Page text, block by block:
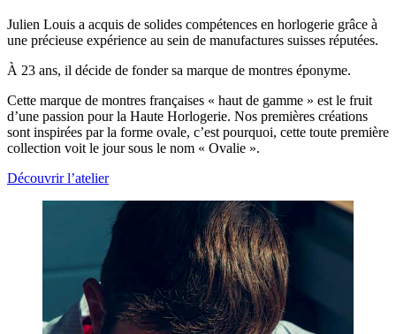
Julien Louis a acquis de solides compétences en horlogerie grâce à
une précieuse expérience au sein de manufactures suisses réputées.
À 23 ans, il décide de fonder sa marque de montres éponyme.
Cette marque de montres françaises « haut de gamme » est le fruit
d’une passion pour la Haute Horlogerie. Nos premières créations
sont inspirées par la forme ovale, c’est pourquoi, cette toute première
collection voit le jour sous le nom « Ovalie ».
Découvrir l’atelier